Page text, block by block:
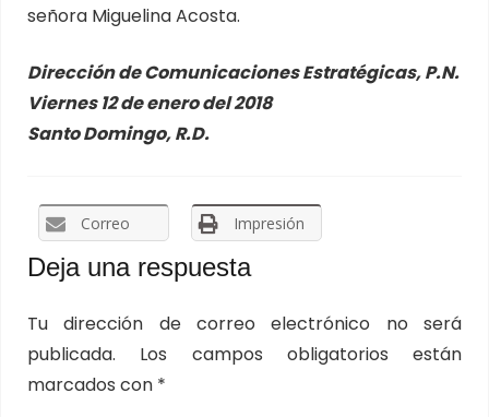
señora Miguelina Acosta.
Dirección de Comunicaciones Estratégicas, P.N.
Viernes 12 de enero del 2018
Santo Domingo, R.D.
Correo Impresión
Deja una respuesta
Tu dirección de correo electrónico no será
publicada.
Los campos obligatorios están
marcados con *